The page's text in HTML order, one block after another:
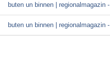
buten un binnen | regionalmagazin -
buten un binnen | regionalmagazin -